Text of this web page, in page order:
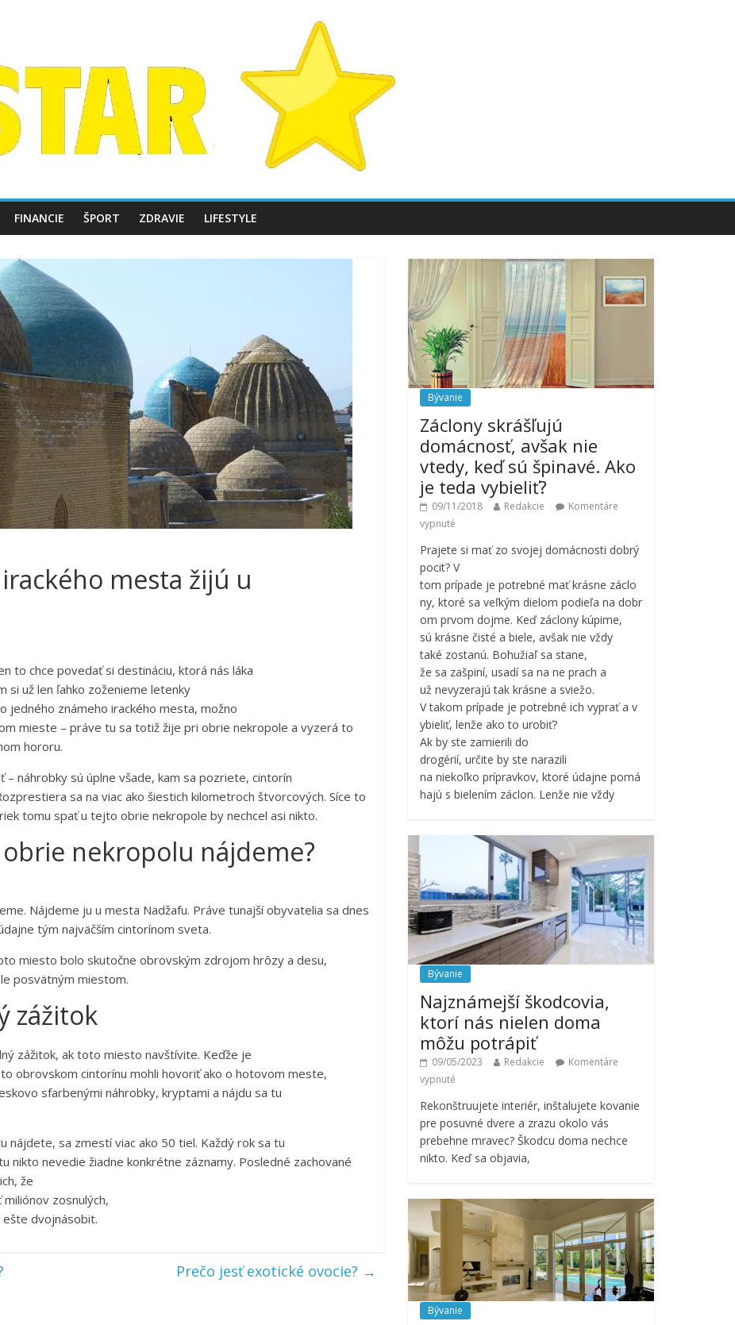
FINANCIE ŠPORT ZDRAVIE LIFESTYLE
mesta žijú u
to chce povedať si destináciu, ktorá nás láka
si už len ľahko zoženieme letenky
jedného známeho irackého mesta, možno
mieste – práve tu sa totiž žije pri obrie nekropole a vyzerá to
hororu.
náhrobky sú úplne všade, kam sa pozriete, cintorín
sa na viac ako šiestich kilometroch štvorcových. Síce to
tomu spať u tejto obrie nekropole by nechcel asi nikto.
nekropolu nájdeme?
Nájdeme ju u mesta Nadžafu. Práve tunajší obyvatelia sa dnes
tým najväčším cintorínom sveta.
miesto bolo skutočne obrovským zdrojom hrôzy a desu,
posvätným miestom.
zážitok
zážitok, ak toto miesto navštívite. Keďže je
obrovskom cintorínu mohli hovoriť ako o hotovom meste,
sfarbenými náhrobky, kryptami a nájdu sa tu
nájdete, sa zmestí viac ako 50 tiel. Každý rok sa tu
nikto nevedie žiadne konkrétne záznamy. Posledné zachované
že
zosnulých,
dvojnásobit.
Prečo jesť exotické ovocie? →
Bývanie
Záclony skrášľujú
domácnosť, avšak nie
vtedy, keď sú špinavé. Ako
je teda vybieliť?
09/11/2018 Redakcie
Komentáre
vypnuté
Prajete si mať zo svojej domácnosti dobrý
pocit? V
tom prípade je potrebné mať krásne záclo
ny, ktoré sa veľkým dielom podieľa na dobr
om prvom dojme. Keď záclony kúpime,
sú krásne čisté a biele, avšak nie vždy
také zostanú. Bohužiaľ sa stane,
že sa zašpiní, usadí sa na ne prach a
už nevyzerajú tak krásne a sviežo.
V takom prípade je potrebné ich vyprať a v
ybieliť, lenže ako to urobiť?
Ak by ste zamierili do
drogérií, určite by ste narazili
na niekoľko prípravkov, ktoré údajne pomá
hajú s bielením záclon. Lenže nie vždy
Bývanie
Najznámejší škodcovia,
ktorí nás nielen doma
môžu potrápiť
09/05/2023 Redakcie
Komentáre
vypnuté
Rekonštruujete interiér, inštalujete kovanie
pre posuvné dvere a zrazu okolo vás
prebehne mravec? Škodcu doma nechce
nikto. Keď sa objavia,
Bývanie